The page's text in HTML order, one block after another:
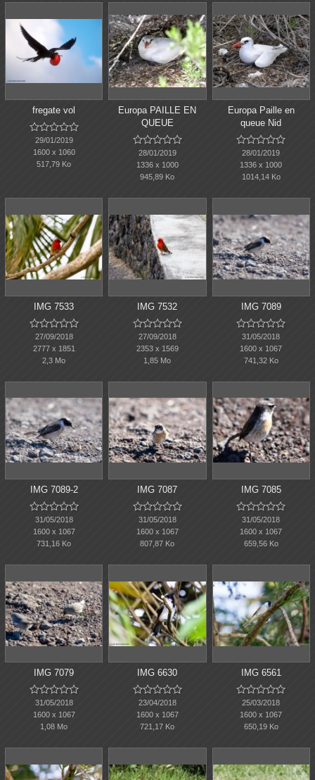
fregate vol

29/01/2019
1600 x 1060
517,79 Ko
Europa PAILLE EN
QUEUE

28/01/2019
1336 x 1000
945,89 Ko
Europa Paille en
queue Nid

28/01/2019
1336 x 1000
1014,14 Ko
IMG 7533

27/09/2018
2777 x 1851
2,3 Mo
IMG 7532

27/09/2018
2353 x 1569
1,85 Mo
IMG 7089

31/05/2018
1600 x 1067
741,32 Ko
IMG 7089-2

31/05/2018
1600 x 1067
731,16 Ko
IMG 7087

31/05/2018
1600 x 1067
807,87 Ko
IMG 7085

31/05/2018
1600 x 1067
659,56 Ko
IMG 7079

31/05/2018
1600 x 1067
1,08 Mo
IMG 6630

23/04/2018
1600 x 1067
721,17 Ko
IMG 6561

25/03/2018
1600 x 1067
650,19 Ko